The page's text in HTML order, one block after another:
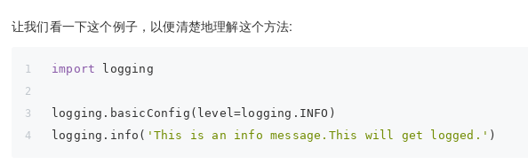
让我们看一下这个例子，以便清楚地理解这个方法:
import logging
logging.basicConfig(level=logging.INFO)
logging.info( 'This is an info message.This will get logged.' )